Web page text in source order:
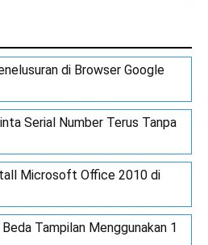
di Browser Google
Serial Number Terus Tanpa
Microsoft Office 2010 di
Tampilan Menggunakan 1